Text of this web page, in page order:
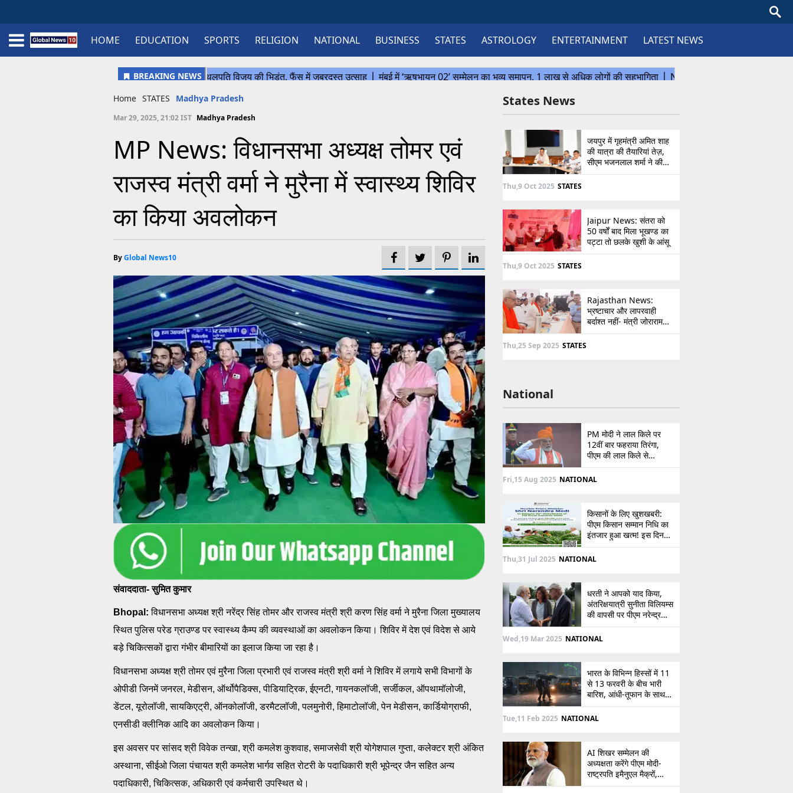
Home
Schedule
STATES
Sports
Gallery
Soccer
Upcoming Events
BPL
Fixtures
Pink Test
Look Around
Contact Us
About Us HOME EDUCATION SPORTS RELIGION NATIONAL BUSINESS STATES ASTROLOGY ENTERTAINMENT LATEST NEWS
Home STATES Madhya Pradesh
Mar 29, 2025, 21:02 IST Madhya Pradesh
MP News: विधानसभा अध्यक्ष तोमर एवं
राजस्व मंत्री वर्मा ने मुरैना में स्वास्थ्य शिविर
का किया अवलोकन
ByGlobal News10
संवाददाता- सुमित कुमार
Bhopal: विधानसभा अध्यक्ष श्री नरेंद्र सिंह तोमर और राजस्व मंत्री श्री करण सिंह वर्मा ने मुरैना जिला मुख्यालय
स्थित पुलिस परेड ग्राउण्ड पर स्वास्थ्य कैम्प की व्यवस्थाओं का अवलोकन किया। शिविर में देश एवं विदेश से आये
बड़े चिकित्सकों द्वारा गंभीर बीमारियों का इलाज किया जा रहा है।
विधानसभा अध्यक्ष श्री तोमर एवं मुरैना जिला प्रभारी एवं राजस्व मंत्री श्री वर्मा ने शिविर में लगाये सभी विभागों के
ओपीडी जिनमें जनरल, मेडीसन, ऑर्थोपैडिक्स, पीडियाट्रिक, ईएनटी, गायनकलॉजी, सर्जीकल, ऑपथामॉलोजी,
डेंटल, यूरोलॉजी, सायकिएट्री, ऑनकोलॉजी, डरमैटलॉजी, पलमुनोरी, हिमाटोलॉजी, पेन मेडीसन, कार्डियोग्राफी,
एनसीडी क्लीनिक आदि का अवलोकन किया।
इस अवसर पर सांसद श्री विवेक तन्खा, श्री कमलेश कुशवाह, समाजसेवी श्री योगेशपाल गुप्ता, कलेक्टर श्री अंकित
अस्थाना, सीईओ जिला पंचायत श्री कमलेश भार्गव सहित रोटरी के पदाधिकारी श्री भूपेन्द्र जैन सहित अन्य
पदाधिकारी, चिकित्सक, अधिकारी एवं कर्मचारी उपस्थित थे।
States News
जयपुर में गृहमंत्री अमित शाह
की यात्रा की तैयारियां तेज़,
सीएम भजनलाल शर्मा ने की
उच्चस्तरीय बैठक
Thu,9 Oct 2025 STATES
Jaipur News: संतरा को
50 वर्षों बाद मिला भूखण्ड का
पट्टा तो छलके खुशी के आंसू
Thu,9 Oct 2025 STATES
Rajasthan News:
भ्रष्टाचार और लापरवाही
बर्दाश्त नहीं- मंत्री जोराराम
कुमावत ने शहरी सेवा शिविर में
Thu,25 Sep 2025 STATES
National
PM मोदी ने लाल किले पर
12वीं बार फहराया तिरंगा,
पीएम की लाल किले से
पाकिस्तान को सीधी
ललकार, प्रधानमंत्री ने 103
Fri,15 Aug 2025 NATIONAL
किसानों के लिए खुशखबरी:
पीएम किसान सम्मान निधि का
इंतजार हुआ खत्म! इस दिन
खाते में आएंगे 2,000 रुपये,
देखें
Thu,31 Jul 2025 NATIONAL
धरती ने आपको याद किया,
अंतरिक्षयात्री सुनीता विलियम्स
की वापसी पर पीएम नरेन्द्र
मोदी की पोस्ट
Wed,19 Mar 2025 NATIONAL
भारत के विभिन्न हिस्सों में 11
से 13 फरवरी के बीच भारी
बारिश, आंधी-तूफान के साथ
बर्फबारी का अलर्ट
Tue,11 Feb 2025 NATIONAL
AI शिखर सम्मेलन की
अध्यक्षता करेंगे पीएम मोदी-
राष्ट्रपति इमैनुएल मैक्रों,
भारत-फ्रांस संबंधों को देंगे नई